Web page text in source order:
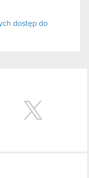
dostęp do